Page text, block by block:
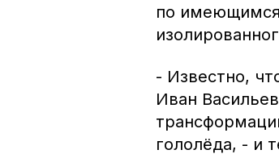
по
- Известно,
Иван
гололёда, - и